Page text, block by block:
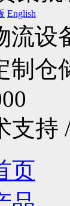
English
流设
制仓
支持
页